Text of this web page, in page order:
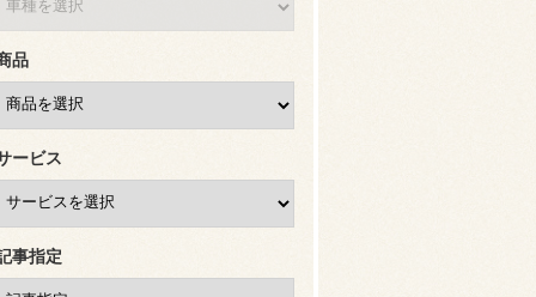
品
ービス
事指定